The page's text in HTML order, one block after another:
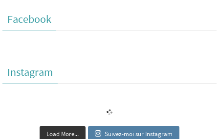
Facebook
Instagram
Load More... Suivez-moi sur Instagram